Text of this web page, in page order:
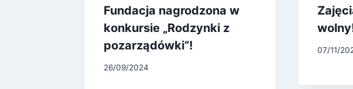
Fundacja nagrodzona w
konkursie „Rodzynki z
pozarządówki”!
26/09/2024
07/11/